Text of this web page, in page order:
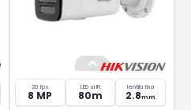
20 fps
8 MP
LED si IR
80m
lentila fixa
2.8mm